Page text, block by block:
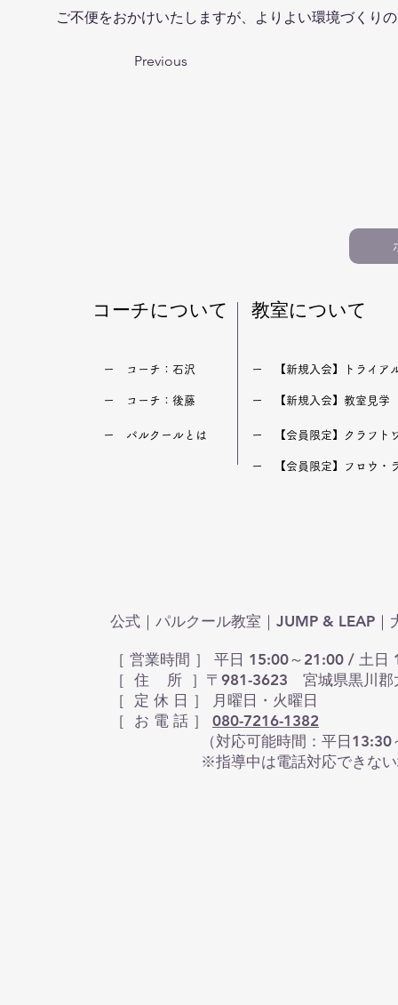
ご不便をおかけいたしますが、よりよい環境づくり
Previous
​コーチについて ​教室について
​ー コーチ：石沢 ー 【新規入会】トライア
​ー コーチ：後藤 ​ー 【新規入会】教室見学
​ー パルクールとは ー 【会員限定】クラフト
ー 【会員限定】フロウ・
公式｜パルクール教室｜JUMP & LEAP｜
［ 営業時間 ］ 平日 15:00～21:00 / 土日
［ 住 所 ］〒981-3623 宮城県黒川郡
​［ 定 休 日 ］ 月曜日・火曜日
［ お 電 話 ］ 080-7216-1382
（対応可能時間：平日13:30～
※指導中は電話対応できない場合